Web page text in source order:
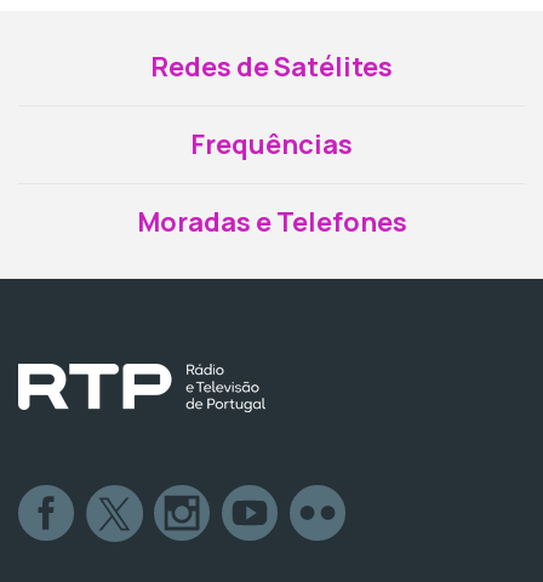
Redes de Satélites
Frequências
Moradas e Telefones